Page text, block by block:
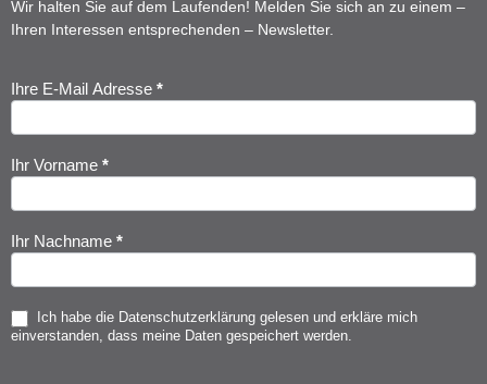
Wir halten Sie auf dem Laufenden! Melden Sie sich an zu einem –
Ihren Interessen entsprechenden – Newsletter.
Newsletter
Anmeldung
Ihre E-Mail Adresse *
Ihr Vorname *
Ihr Nachname *
Ich habe die Datenschutzerklärung gelesen und erkläre mich
einverstanden, dass meine Daten gespeichert werden.